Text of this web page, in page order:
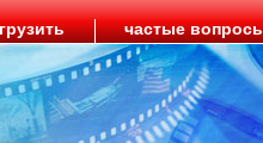
частые